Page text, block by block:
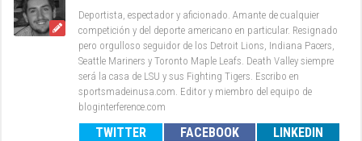
Deportista, espectador y aficionado. Amante de cualquier
competición y del deporte americano en particular. Resignado
pero orgulloso seguidor de los Detroit Lions, Indiana Pacers,
Seattle Mariners y Toronto Maple Leafs. Death Valley siempre
será la casa de LSU y sus Fighting Tigers. Escribo en
sportsmadeinusa.com. Editor y miembro del equipo de
bloginterference.com
TWITTER FACEBOOK
LINKEDIN